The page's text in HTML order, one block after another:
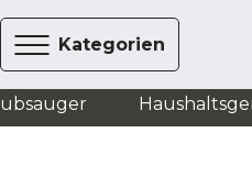
Kategorien